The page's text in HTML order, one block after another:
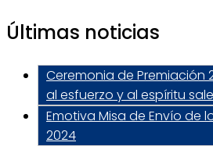
Últimas noticias
Ceremonia de Premiación
al esfuerzo y al espíritu
Emotiva Misa de Envío de
2024